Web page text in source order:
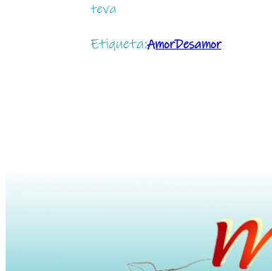
teva
Etiqueta:AmorDesamor